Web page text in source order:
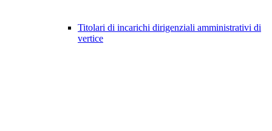
Titolari di incarichi dirigenziali amministrativi di
vertice